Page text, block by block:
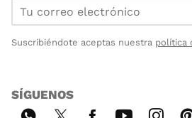
Suscribiéndote aceptas nuestra política
SÍGUENOS